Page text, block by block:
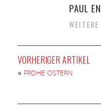
PAUL
VORHERIGER ARTIKEL
« FROHE OSTERN